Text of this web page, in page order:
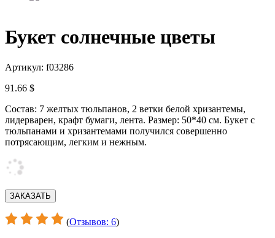
Букет солнечные цветы
Артикул: f03286
91.66 $
Состав: 7 желтых тюльпанов, 2 ветки белой хризантемы,
лидерварен, крафт бумаги, лента. Размер: 50*40 см. Букет с
тюльпанами и хризантемами получился совершенно
потрясающим, легким и нежным.
(Отзывов: 6)